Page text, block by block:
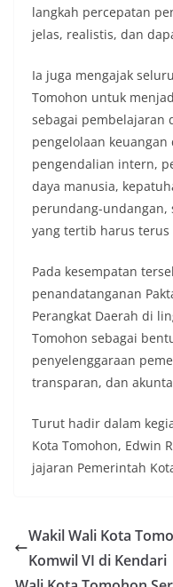
langkah percepatan
jelas, realistis, dan
Ia juga mengajak
Tomohon untuk
sebagai pembelajaran
pengelolaan
pengendalian intern,
daya manusia,
perundang-undangan,
yang tertib harus
Pada kesempatan
penandatanganan
Perangkat Daerah di
Tomohon sebagai
penyelenggaraan
transparan, dan
Turut hadir dalam
Kota Tomohon, Edwin
jajaran Pemerintah
Wakil Wali Kota
Komwil VI di Kendari